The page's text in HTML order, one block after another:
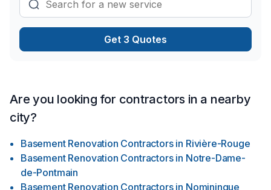
pour répondre aux besoins spécifiques de chaque
entreprise. Que ce soit pour des bureaux, des magasins ou
des installations industrielles, nous sommes équipés pour
gérer des projets de toutes tailles et de toutes complexités.
Engagement qualité Chez Les Constructions Immoblex, nous
professionnels qualifiés et expérimentés, qui travaillent avec
dévouement pour assurer la réussite de chaque projet. Nous
accordons une grande importance à la satisfaction de nos
innovantes et un respect strict des délais et des budgets.
Get 3 Quotes
Are you looking for contractors in a nearby
city?
Basement Renovation Contractors in Rivière-Rouge
Basement Renovation Contractors in Notre-Dame-
de-Pontmain
Basement Renovation Contractors in Nominingue